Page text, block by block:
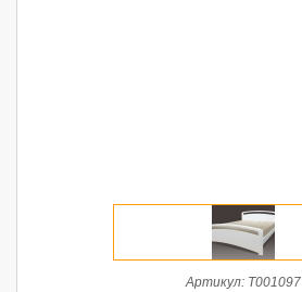
Артикул: Т001097